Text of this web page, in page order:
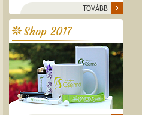
TOVÁBB
Shop 2017